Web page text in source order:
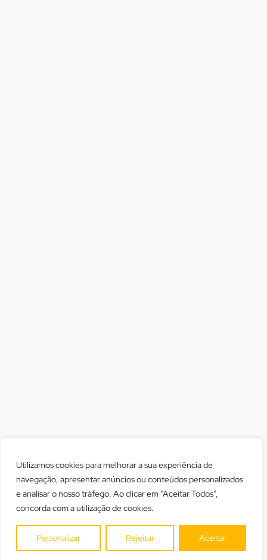
Utilizamos cookies para melhorar a sua experiência de
navegação, apresentar anúncios ou conteúdos personalizados
e analisar o nosso tráfego. Ao clicar em "Aceitar Todos",
concorda com a utilização de cookies.
Personalizar Rejeitar Aceitar